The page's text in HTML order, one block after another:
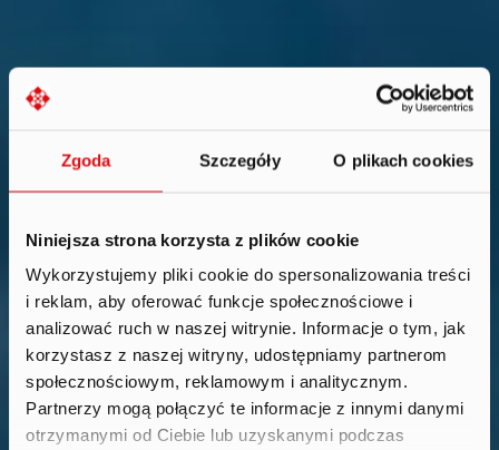
Zgoda Szczegóły O plikach cookies
Niniejsza strona korzysta z plików cookie
Wykorzystujemy pliki cookie do spersonalizowania treści
i reklam, aby oferować funkcje społecznościowe i
analizować ruch w naszej witrynie. Informacje o tym, jak
korzystasz z naszej witryny, udostępniamy partnerom
społecznościowym, reklamowym i analitycznym.
Partnerzy mogą połączyć te informacje z innymi danymi
otrzymanymi od Ciebie lub uzyskanymi podczas
We are continually
growing.